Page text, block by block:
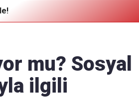
göndermek içintıklayın
mu? Sosyal
ilgili